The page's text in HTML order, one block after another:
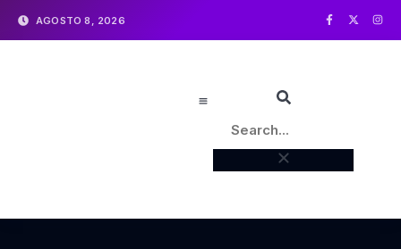
AGOSTO 8, 2026